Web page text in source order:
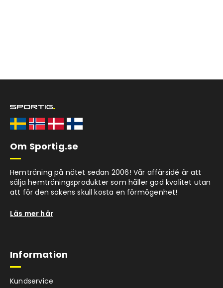
Om Sportig.se
Hemträning på nätet sedan 2006! Vår affärsidé är att
sälja hemträningsprodukter som håller god kvalitet utan
att för den sakens skull kosta en förmögenhet!
Läs mer här
Information
Kundservice